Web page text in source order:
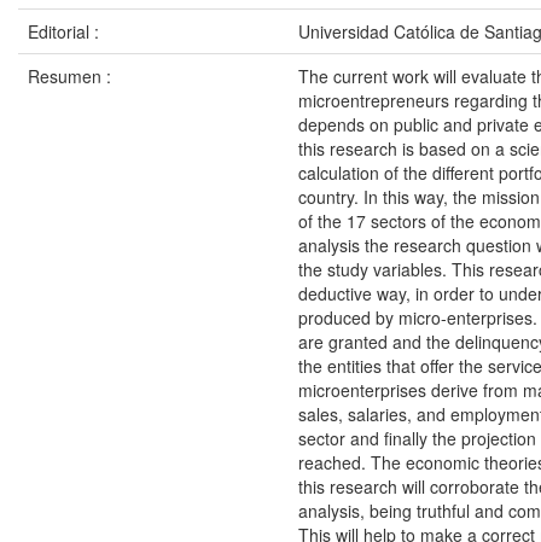
Editorial :
Universidad Católica de
Resumen :
The current work will evaluate
microentrepreneurs regarding
depends on public and private
this research is based on a
calculation of the different
country. In this way, the
of the 17 sectors of the
analysis the research question
the study variables. This
deductive way, in order to
produced by micro-
are granted and the
the entities that offer the
microenterprises derive from
sales, salaries, and
sector and finally the
reached. The economic
this research will corroborate
analysis, being truthful and
This will help to make a